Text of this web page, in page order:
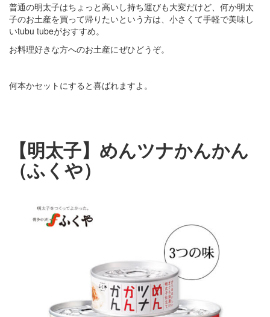
普通の明太子はちょっと高いし持ち運びも大変だけど、何か明太
子のお土産を買って帰りたいという方は、小さくて手軽で美味し
いtubu tubeがおすすめ。
お料理好きな方へのお土産にぜひどうぞ。
何本かセットにすると喜ばれますよ。
【明太子】めんツナかんかん
（ふくや）